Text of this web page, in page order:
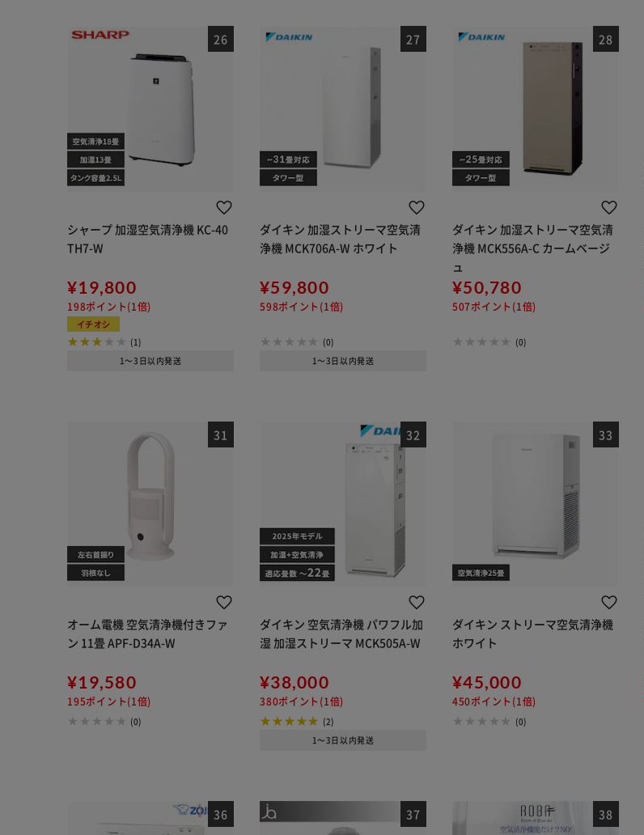
シャープ 加湿空気清浄機 KC-40
TH7-W
¥19,800
198ポイント(1倍)
イチオシ
(1)
1～3日以内発送
ダイキン 加湿ストリーマ空気清
浄機 MCK706A-W ホワイト
¥59,800
598ポイント(1倍)
(0)
1～3日以内発送
ダイキン 加湿ストリーマ空気清
浄機 MCK556A-C カームベージ
ュ
¥50,780
507ポイント(1倍)
(0)
オーム電機 空気清浄機付きファ
ン 11畳 APF-D34A-W
¥19,580
195ポイント(1倍)
(0)
ダイキン 空気清浄機 パワフル加
湿 加湿ストリーマ MCK505A-W
¥38,000
380ポイント(1倍)
(2)
1～3日以内発送
ダイキン ストリーマ空気清浄機
ホワイト
¥45,000
450ポイント(1倍)
(0)